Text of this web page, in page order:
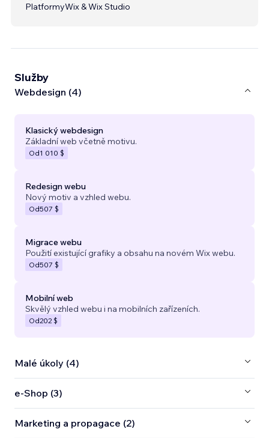
PlatformyWix & Wix Studio
Služby
Webdesign (4)
Klasický webdesign
Základní web včetně motivu.
Od1 010 $
Redesign webu
Nový motiv a vzhled webu.
Od507 $
Migrace webu
Použití existující grafiky a obsahu na novém Wix webu.
Od507 $
Mobilní web
Skvělý vzhled webu i na mobilních zařízeních.
Od202 $
Malé úkoly (4)
e‑Shop (3)
Marketing a propagace (2)